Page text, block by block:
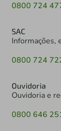
0800 724
SAC
Informações,
0800 724
Ouvidoria
Ouvidoria e
0800 646